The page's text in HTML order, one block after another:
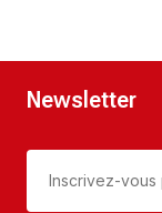
Newsletter